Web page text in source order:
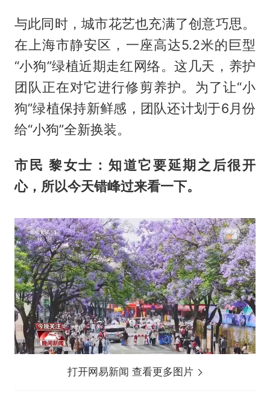
与此同时，城市花艺也充满了创意巧思。
在上海市静安区，一座高达5.2米的巨型
“小狗”绿植近期走红网络。这几天，养护
团队正在对它进行修剪养护。为了让“小
狗”绿植保持新鲜感，团队还计划于6月份
给“小狗”全新换装。
市民 黎女士：知道它要延期之后很开
心，所以今天错峰过来看一下。
打开网易新闻 查看更多图片